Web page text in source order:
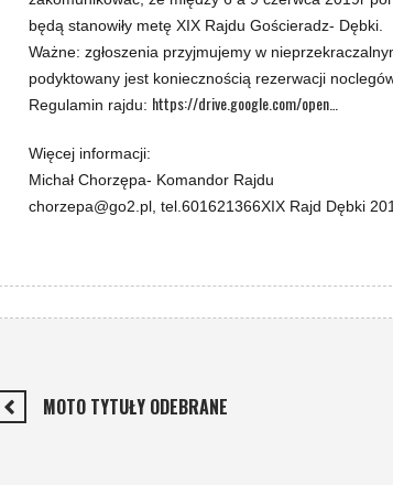
będą stanowiły metę XIX Rajdu Gościeradz- Dębki.
Ważne: zgłoszenia przyjmujemy w
podyktowany jest koniecznością rezerwacji
Regulamin rajdu: https://drive.google.com/open…
Więcej informacji:
Michał Chorzępa- Komandor Rajdu
chorzepa@go2.pl, tel.601621366XIX Rajd Dębki
MOTO TYTUŁY ODEBRANE